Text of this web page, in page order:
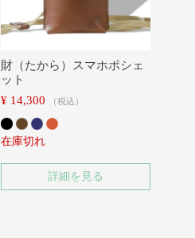
財（たから）スマホポシェ
ット
¥ 14,300 税込
在庫切れ
詳細を見る